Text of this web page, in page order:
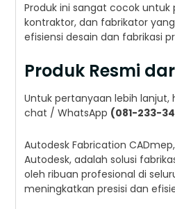
Produk ini sangat cocok untuk
kontraktor, dan fabrikator
efisiensi desain dan fabrikasi
Produk Resmi
Untuk pertanyaan lebih lanjut,
chat / WhatsApp (081-233-
Autodesk Fabrication
Autodesk, adalah solusi
oleh ribuan profesional di
meningkatkan presisi dan